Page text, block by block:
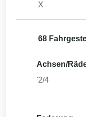
X
68
Achsen/
'2/4